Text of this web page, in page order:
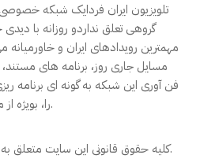
تلویزیون ایران فردایک شبکه
گروهی تعلق نداردو روزانه با
مسایل جاری روز، برنامه های
فن آوری این شبکه به گونه ای برنامه
را، بویژه از میان جوانان، به خود جذب کنند.
کلیه حقوق قانونی این سایت متعلق به شبکه تلویزیون ایران فردا است.